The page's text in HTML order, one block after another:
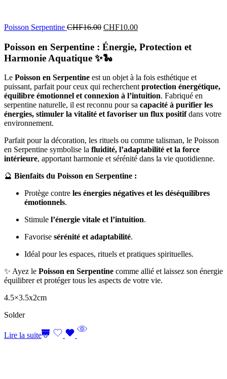
Poisson Serpentine CHF16.00 CHF10.00
Poisson en Serpentine : Énergie, Protection et
Harmonie Aquatique ✨🐍
Le Poisson en Serpentine est un objet à la fois esthétique et
puissant, parfait pour ceux qui recherchentprotection énergétique,
équilibre émotionnel et connexion à l’intuition. Fabriqué en
serpentine naturelle, il est reconnu pour sa capacité à purifier les
énergies, stimuler la vitalité et favoriser un flux positifdans votre
environnement.
Parfait pour la décoration, les rituels ou comme talisman, le Poisson
en Serpentine symbolise la fluidité, l’adaptabilité et la force
intérieure, apportant harmonie et sérénité dans la vie quotidienne.
🔮 Bienfaits du Poisson en Serpentine :
Protège contre les énergies négatives et les déséquilibres
émotionnels.
Stimule l’énergie vitale et l’intuition.
Favorise sérénité et adaptabilité.
Idéal pour les espaces, rituels et pratiques spirituelles.
✨ Ayez le Poisson en Serpentine comme allié et laissez son énergie
équilibrer et protéger tous les aspects de votre vie.
4.5×3.5x2cm
Solder
Lire la suite